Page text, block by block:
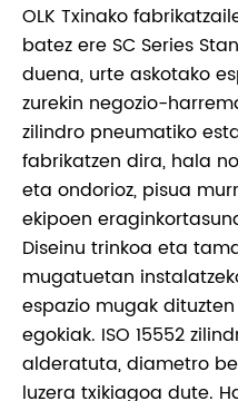
OLK Txinako
batez ere SC Series
duena, urte askotako
zurekin negozio-
zilindro pneumatiko
fabrikatzen dira, hala
eta ondorioz, pisua
ekipoen
Diseinu trinkoa eta
mugatuetan
espazio mugak
egokiak. ISO 15552
alderatuta, diametro
luzera txikiagoa dute.